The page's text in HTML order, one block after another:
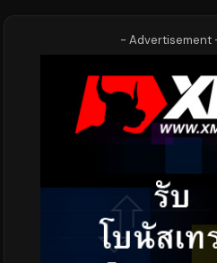
- Advertisement